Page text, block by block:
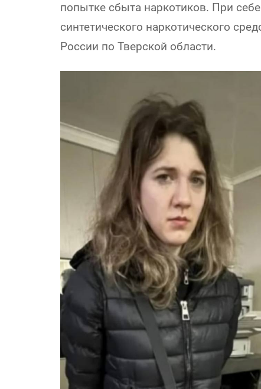
попытке сбыта наркотиков. При
синтетического наркотического
России по Тверской области.